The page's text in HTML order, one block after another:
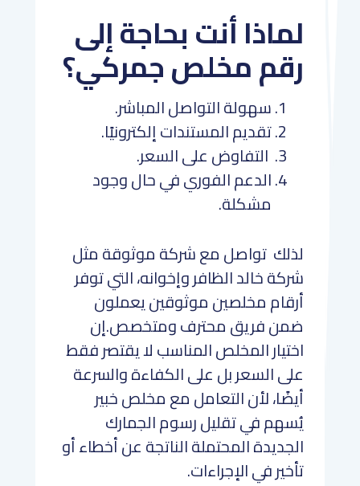
لماذا أنت بحاجة إلى
رقم مخلص جمركي؟
سهولة التواصل المباشر.
تقديم المستندات إلكترونيًا.
التفاوض على السعر.
الدعم الفوري في حال وجود
مشكلة.
لذلك تواصل مع شركة موثوقة مثل
شركة خالد الظافر وإخوانه، التي توفر
أرقام مخلصين موثوقين يعملون
ضمن فريق محترف ومتخصص.إن
اختيار المخلص المناسب لا يقتصر فقط
على السعر بل على الكفاءة والسرعة
أيضًا، لأن التعامل مع مخلص خبير
يُسهم في تقليل رسوم الجمارك
الجديدة المحتملة الناتجة عن أخطاء أو
تأخير في الإجراءات.